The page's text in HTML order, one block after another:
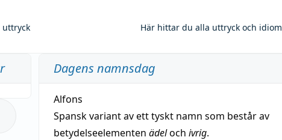
uttryck Här hittar du alla uttryck och idiom
Dagens namnsdag
Alfons
Spansk variant av ett tyskt namn som består av
betydelseelementen ädeloch ivrig.